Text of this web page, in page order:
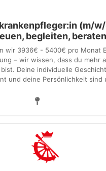
(m/w/
begleiten,
wir 3936€ - 5400€ pro Monat
– wir wissen, dass du mehr
Deine individuelle
und deine Persönlichkeit sind